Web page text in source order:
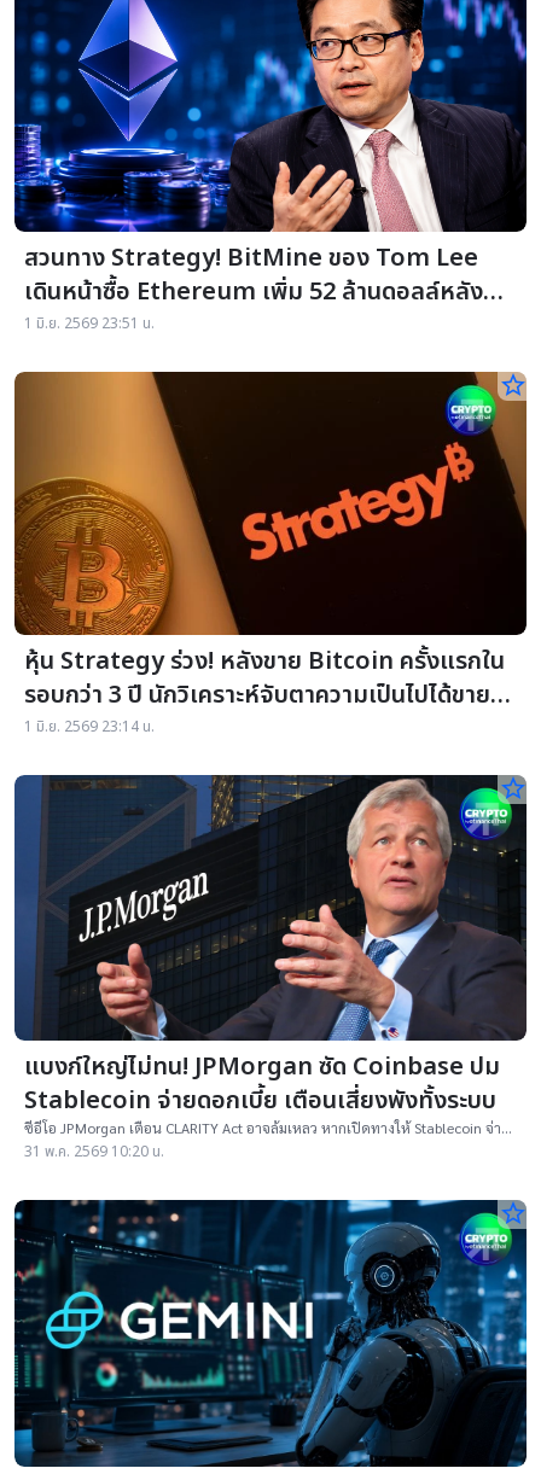
สวนทาง Strategy! BitMine ของ Tom Lee
เดินหน้าซื้อ Ethereum เพิ่ม 52 ล้านดอลล์หลัง
Saylor ขาย Bitcoin
1 มิ.ย. 2569 23:51 น.
star_border
หุ้น Strategy ร่วง! หลังขาย Bitcoin ครั้งแรกใน
รอบกว่า 3 ปี นักวิเคราะห์จับตาความเป็นไปได้ขาย
BTC เพิ่ม
1 มิ.ย. 2569 23:14 น.
star_border
แบงก์ใหญ่ไม่ทน! JPMorgan ซัด Coinbase ปม
Stablecoin จ่ายดอกเบี้ย เตือนเสี่ยงพังทั้งระบบ
ซีอีโอ JPMorgan เตือน CLARITY Act อาจล้มเหลว หากเปิดทางให้ Stablecoin จ่าย
ผลตอบแทนคล้ายเงินฝาก โดยไม่อยู่ภายใต้กฎเกณฑ์เดียวกับธนาคาร
31 พ.ค. 2569 10:20 น.
star_border